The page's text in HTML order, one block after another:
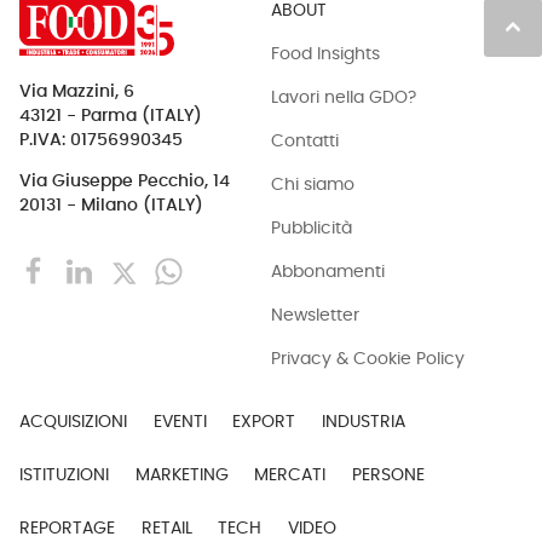
keyboard_arrow_up
Via Mazzini, 6
43121 - Parma (ITALY)
P.IVA: 01756990345
Via Giuseppe Pecchio, 14
20131 - Milano (ITALY)
ABOUT
Food Insights
Lavori nella GDO?
Contatti
Chi siamo
Pubblicità
Abbonamenti
Newsletter
Privacy & Cookie Policy
ACQUISIZIONI EVENTI EXPORT INDUSTRIA
ISTITUZIONI MARKETING MERCATI PERSONE
REPORTAGE RETAIL TECH VIDEO